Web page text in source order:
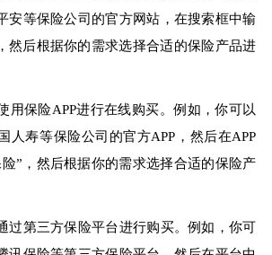
安等保险公司的官方网站，在搜索框中输
然后根据你的需求选择合适的保险产品进
用保险APP进行在线购买。例如，你可以
人寿等保险公司的官方APP，然后在APP
”，然后根据你的需求选择合适的保险产
过第三方保险平台进行购买。例如，你可